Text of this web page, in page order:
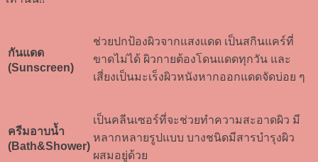
กันแดด
(Sunscreen)
ช่วยปกป้องผิวจากแสงแดด เป็นสกินแคร์ที่
ขาดไม่ได้ ผิวกายต้องโดนแดดทุกวัน และ
เสี่ยงเป็นมะเร็งผิวหนังหากออกแดดจัดบ่อย ๆ
ครีมอาบน้ำ
(Bath&Shower)
เป็นคลีนเซอร์ที่จะช่วยทำความสะอาดผิว มี
หลากหลายรูปแบบ บางชนิดมีสารบำรุงผิว
ผสมอยู่ด้วย